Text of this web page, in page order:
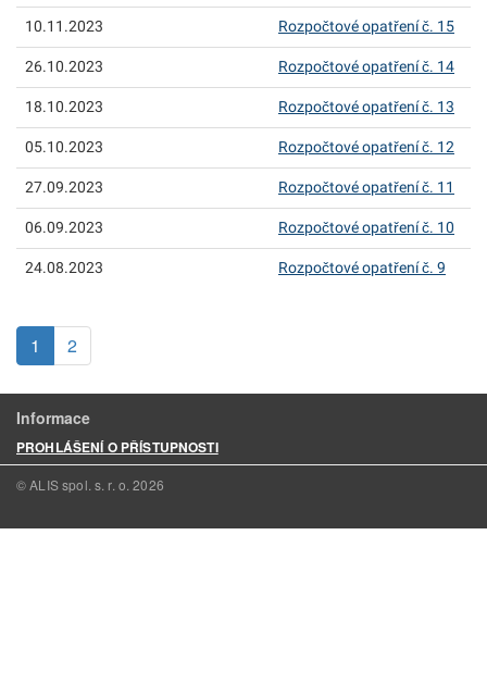
10.11.2023 Rozpočtové opatření č. 15
26.10.2023 Rozpočtové opatření č. 14
18.10.2023 Rozpočtové opatření č. 13
05.10.2023 Rozpočtové opatření č. 12
27.09.2023 Rozpočtové opatření č. 11
06.09.2023 Rozpočtové opatření č. 10
24.08.2023 Rozpočtové opatření č. 9
1 (aktuální)
2
Informace
PROHLÁŠENÍ O PŘÍSTUPNOSTI
© ALIS spol. s. r. o.2026